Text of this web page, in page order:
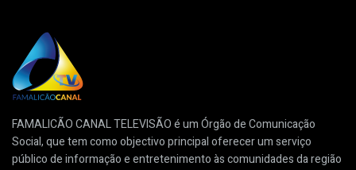
FAMALICÃO CANAL TELEVISÃO é um Órgão de Comunicação
Social, que tem como objectivo principal oferecer um serviço
público de informação e entretenimento às comunidades da região